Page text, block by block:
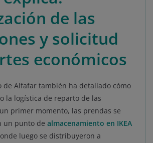
de las
y solicitud
económicos
de Alfafar también ha detallado cómo
la logística de reparto de las
primer momento, las prendas se
un punto de almacenamiento en IKEA
luego se distribuyeron a